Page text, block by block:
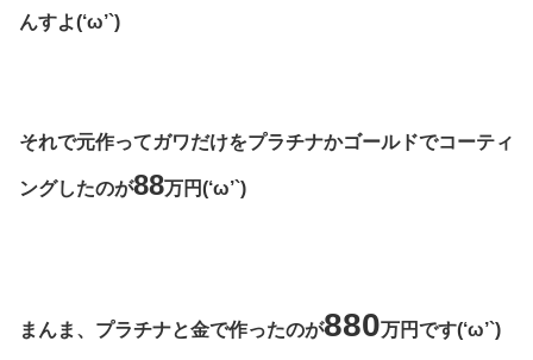
んすよ(‘ω’`)
それで元作ってガワだけをプラチナかゴールドでコーティ
ングしたのが88万円(‘ω’`)
まんま、プラチナと金で作ったのが880万円です(‘ω’`)